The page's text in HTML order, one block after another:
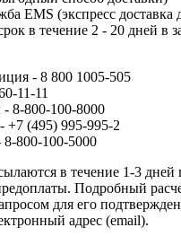
EMS (экспресс доставка
в течение 2 - 20 дней в
- 8 800 1005-505
11-11
8-800-100-8000
+7 (495) 995-995-2
800-100-5000
в течение 1-3 дней
Подробный
для его
адрес (email).